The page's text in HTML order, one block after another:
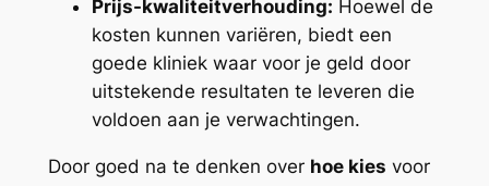
Prijs-kwaliteitverhouding: Hoewel de
kosten kunnen variëren, biedt een
goede kliniek waar voor je geld door
uitstekende resultaten te leveren die
voldoen aan je verwachtingen.
Door goed na te denken over hoe kies voor